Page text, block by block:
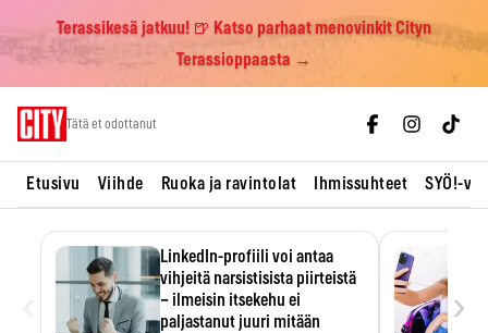
Terassikesä jatkuu! 🍺 Katso parhaat menovinkit Cityn
Terassioppaasta →
Tätä et odottanut
Etusivu Viihde Ruoka ja ravintolat Ihmissuhteet SYÖ!-
LinkedIn-profiili voi antaa
vihjeitä narsistisista piirteistä
– ilmeisin itsekehu ei
paljastanut juuri mitään
›